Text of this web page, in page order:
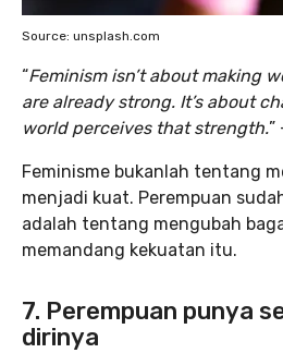
Source: unsplash.com
“Feminism isn’t about making
are already strong. It’s about
world perceives that strength.”
Feminisme bukanlah tentang
menjadi kuat. Perempuan
adalah tentang mengubah
memandang kekuatan itu.
7. Perempuan punya
dirinya